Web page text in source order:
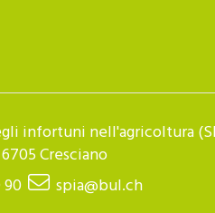
infortuni nell'agricoltura
Cresciano
90
spia@bul.ch